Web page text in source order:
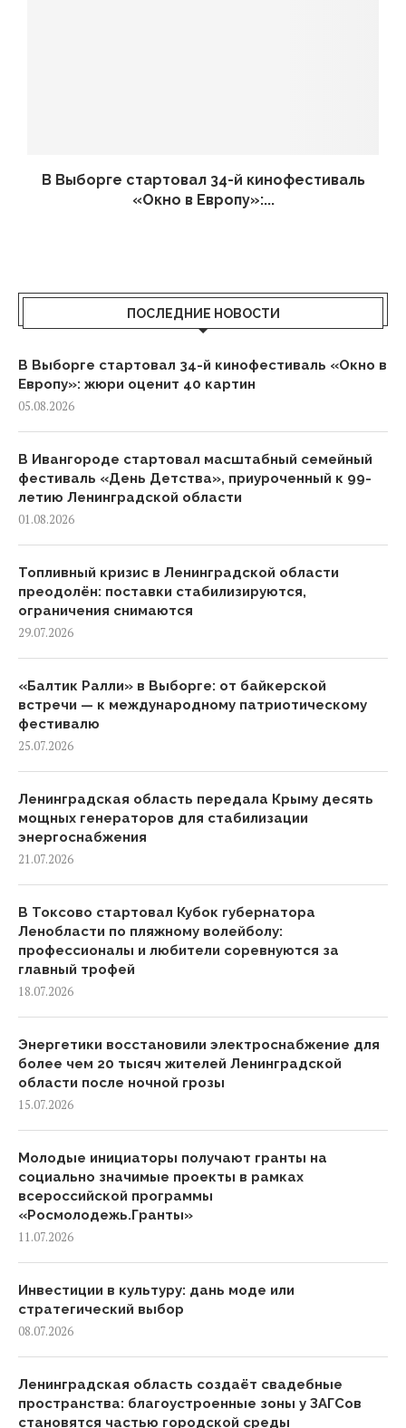
В Выборге стартовал 34-й кинофестиваль
«Окно в Европу»:...
ПОСЛЕДНИЕ НОВОСТИ
В Выборге стартовал 34-й кинофестиваль «Окно в
Европу»: жюри оценит 40 картин
05.08.2026
В Ивангороде стартовал масштабный семейный
фестиваль «День Детства», приуроченный к 99-
летию Ленинградской области
01.08.2026
Топливный кризис в Ленинградской области
преодолён: поставки стабилизируются,
ограничения снимаются
29.07.2026
«Балтик Ралли» в Выборге: от байкерской
встречи — к международному патриотическому
фестивалю
25.07.2026
Ленинградская область передала Крыму десять
мощных генераторов для стабилизации
энергоснабжения
21.07.2026
В Токсово стартовал Кубок губернатора
Ленобласти по пляжному волейболу:
профессионалы и любители соревнуются за
главный трофей
18.07.2026
Энергетики восстановили электроснабжение для
более чем 20 тысяч жителей Ленинградской
области после ночной грозы
15.07.2026
Молодые инициаторы получают гранты на
социально значимые проекты в рамках
всероссийской программы
«Росмолодежь.Гранты»
11.07.2026
Инвестиции в культуру: дань моде или
стратегический выбор
08.07.2026
Ленинградская область создаёт свадебные
пространства: благоустроенные зоны у ЗАГСов
становятся частью городской среды